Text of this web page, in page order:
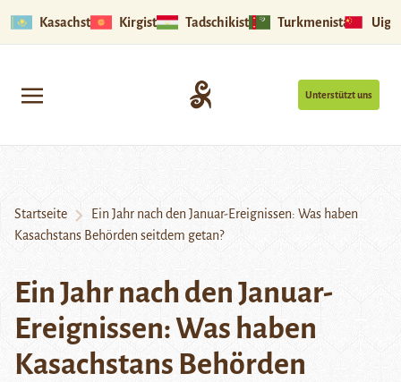
Kasachstan Kirgistan Tadschikistan Turkmenistan
Unterstützt uns
Startseite
Ein Jahr nach den Januar-Ereignissen: Was haben
Kasachstans Behörden seitdem getan?
Ein Jahr nach den Januar-
Ereignissen: Was haben
Kasachstans Behörden